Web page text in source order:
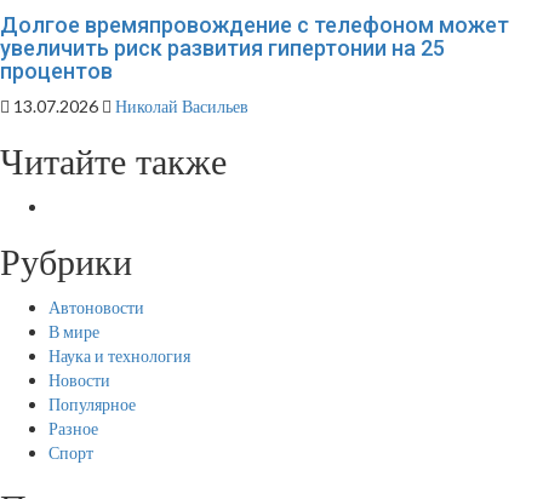
Долгое времяпровождение с телефоном может
увеличить риск развития гипертонии на 25
процентов
13.07.2026 Николай Васильев
Читайте также
Рубрики
Автоновости
В мире
Наука и технология
Новости
Популярное
Разное
Спорт